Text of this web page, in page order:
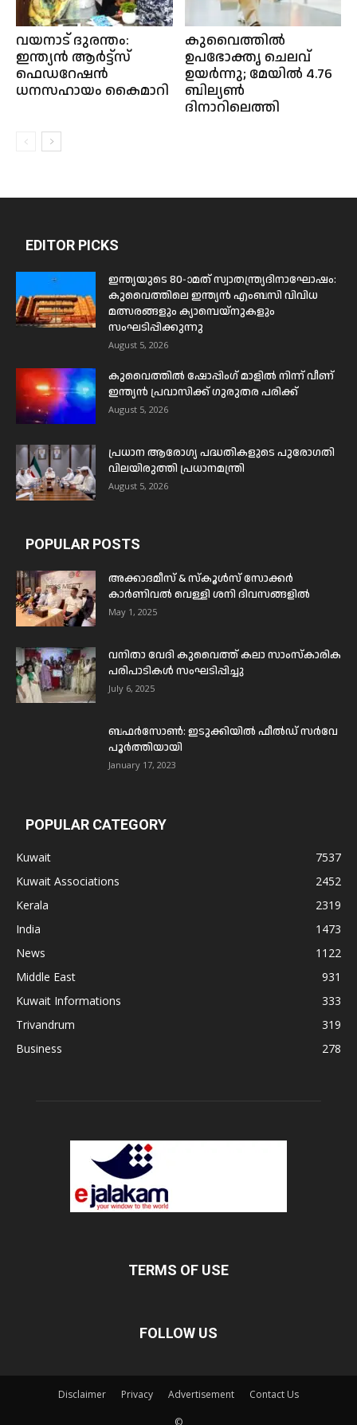
വയനാട് ദുരന്തം:
ഇന്ത്യൻ ആർട്ട്‌സ്‌
ഫെഡറേഷൻ
ധനസഹായം കൈമാറി
കുവൈത്തിൽ
ഉപഭോക്തൃ ചെലവ്
ഉയർന്നു; മേയിൽ 4.76
ബില്യൺ
ദിനാറിലെത്തി
EDITOR PICKS
ഇന്ത്യയുടെ 80-ാമത് സ്വാതന്ത്ര്യദിനാഘോഷം:
കുവൈത്തിലെ ഇന്ത്യൻ എംബസി വിവിധ
മത്സരങ്ങളും ക്യാമ്പെയ്‌നുകളും
സംഘടിപ്പിക്കുന്നു
August 5, 2026
കുവൈത്തിൽ ഷോപ്പിംഗ് മാളിൽ നിന്ന് വീണ്
ഇന്ത്യൻ പ്രവാസിക്ക് ഗുരുതര പരിക്ക്
August 5, 2026
പ്രധാന ആരോഗ്യ പദ്ധതികളുടെ പുരോഗതി
വിലയിരുത്തി പ്രധാനമന്ത്രി
August 5, 2026
POPULAR POSTS
അക്കാദമീസ് & സ്കൂൾസ് സോക്കർ
കാർണിവൽ വെള്ളി ശനി ദിവസങ്ങളിൽ
May 1, 2025
വനിതാ വേദി കുവൈത്ത് കലാ സാംസ്കാരിക
പരിപാടികൾ സംഘടിപ്പിച്ചു
July 6, 2025
ബഫര്‍സോണ്‍: ഇടുക്കിയില്‍ ഫീല്‍ഡ് സര്‍വേ
പൂര്‍ത്തിയായി
January 17, 2023
POPULAR CATEGORY
Kuwait
7537
Kuwait Associations
2452
Kerala
2319
India
1473
News
1122
Middle East
931
Kuwait Informations
333
Trivandrum
319
Business
278
TERMS OF USE
FOLLOW US
Disclaimer Privacy Advertisement Contact Us